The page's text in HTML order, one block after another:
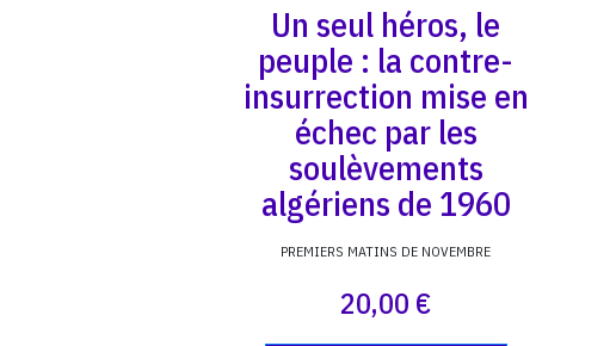
Un seul héros, le
peuple : la contre-
insurrection mise en
échec par les
soulèvements
algériens de 1960
PREMIERS MATINS DE NOVEMBRE
20,00 €